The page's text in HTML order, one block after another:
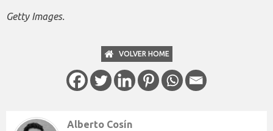
Getty Images.
VOLVER HOME
Alberto Cosín